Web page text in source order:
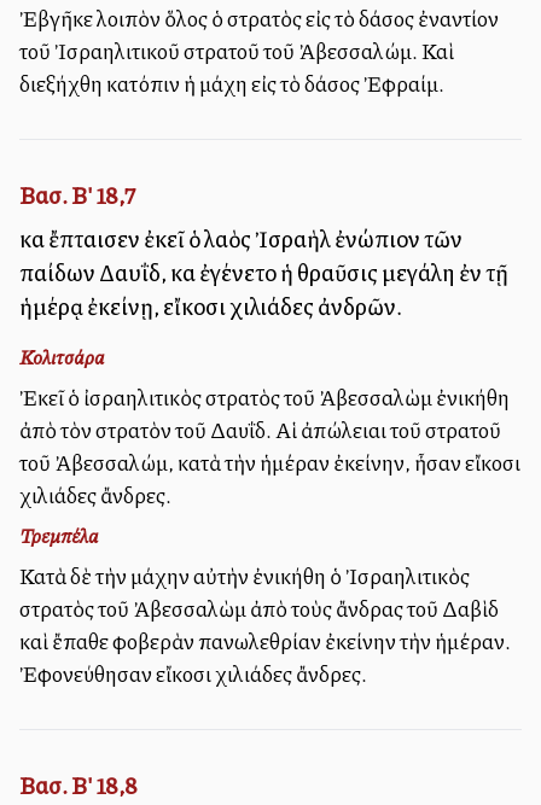
Ἐβγῆκε λοιπὸν ὅλος ὁ στρατὸς εἰς τὸ δάσος ἐναντίον
τοῦ Ἰσραηλιτικοῦ στρατοῦ τοῦ Ἀβεσσαλώμ. Καὶ
διεξήχθη κατόπιν ἡ μάχη εἰς τὸ δάσος Ἐφραίμ.
Βασ. Β' 18,7
καὶ ἔπταισεν ἐκεῖ ὁ λαὸς Ἰσραὴλ ἐνώπιον τῶν
παίδων Δαυΐδ, καὶ ἐγένετο ἡ θραῦσις μεγάλη ἐν τῇ
ἡμέρᾳ ἐκείνῃ, εἴκοσι χιλιάδες ἀνδρῶν.
Κολιτσάρα
Ἐκεῖ ὁ ἰσραηλιτικὸς στρατὸς τοῦ Ἀβεσσαλὼμ ἐνικήθη
ἀπὸ τὸν στρατὸν τοῦ Δαυΐδ. Αἱ ἀπώλειαι τοῦ στρατοῦ
τοῦ Ἀβεσσαλώμ, κατὰ τὴν ἡμέραν ἐκείνην, ἦσαν εἴκοσι
χιλιάδες ἄνδρες.
Τρεμπέλα
Κατὰ δὲ τὴν μάχην αὐτὴν ἐνικήθη ὁ Ἰσραηλιτικὸς
στρατὸς τοῦ Ἀβεσσαλὼμ ἀπὸ τοὺς ἄνδρας τοῦ Δαβὶδ
καὶ ἔπαθε φοβερὰν πανωλεθρίαν ἐκείνην τὴν ἡμέραν.
Ἐφονεύθησαν εἴκοσι χιλιάδες ἄνδρες.
Βασ. Β' 18,8